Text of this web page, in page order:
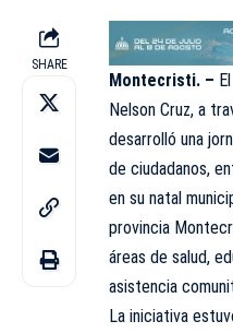
SHARE
Montecristi. –
Nelson Cruz, a
desarrolló una
de ciudadanos,
en su natal
provincia
áreas de salud,
asistencia
La iniciativa